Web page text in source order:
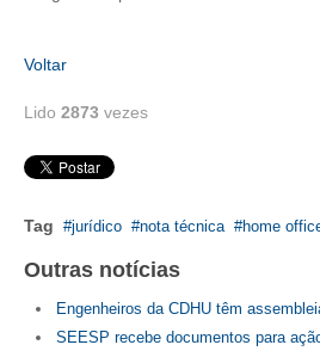
APOSENTADORIA
Voltar
Lido 2873 vezes
Tag jurídico nota técnica home
Outras notícias
Engenheiros da CDHU têm
SEESP recebe documentos para